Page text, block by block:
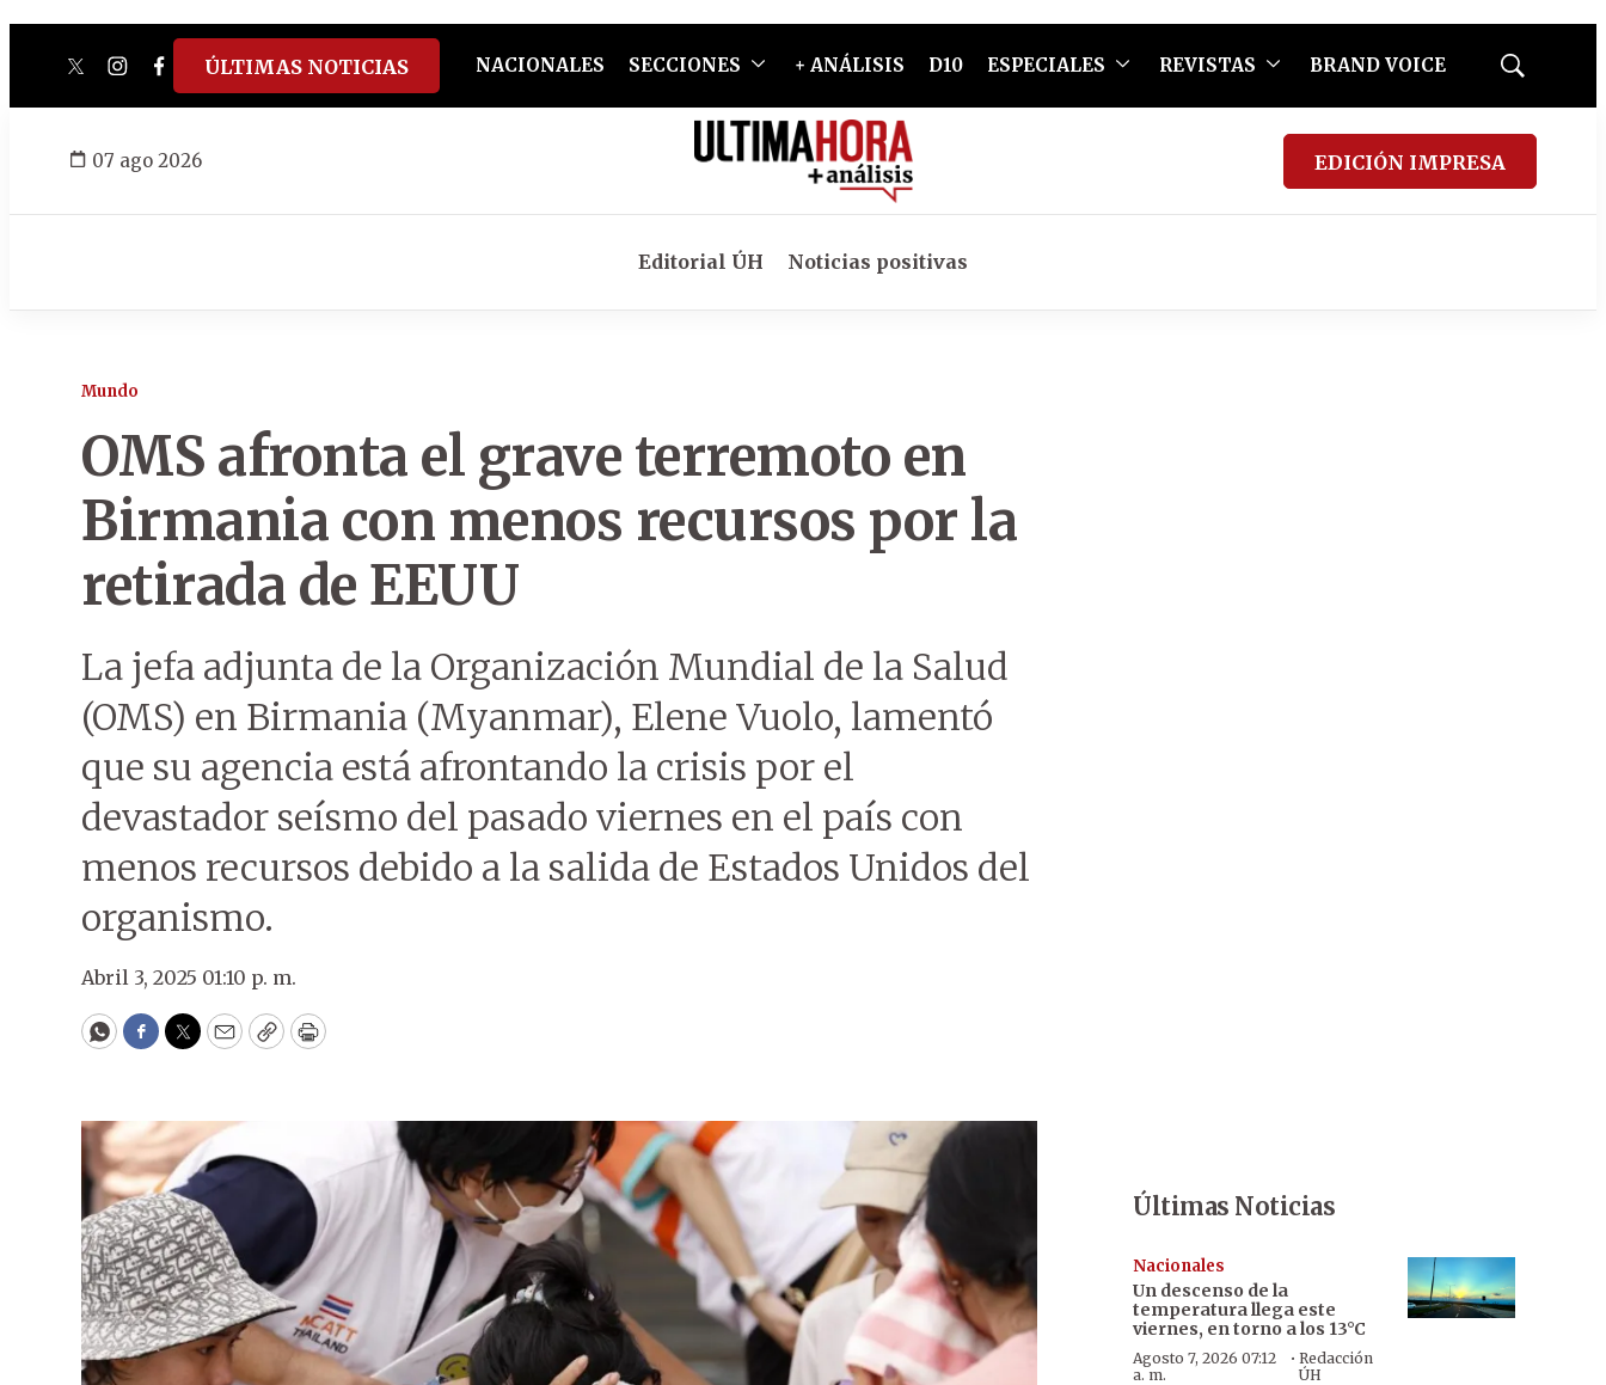
twitterinstagram
facebook
tiktokyoutube
spotify
ÚLTIMAS NOTICIAS NACIONALES SECCIONES + ANÁLISIS D10 ESPECIALES REVISTAS BRAND VOICE
Mostrar
07 ago 2026 EDICIÓN IMPRESA
Editorial ÚH Noticias positivas
Mundo
OMS afronta el grave terremoto en
Birmania con menos recursos por la
retirada de EEUU
La jefa adjunta de la Organización Mundial de la Salud
(OMS) en Birmania (Myanmar), Elene Vuolo, lamentó
que su agencia está afrontando la crisis por el
devastador seísmo del pasado viernes en el país con
menos recursos debido a la salida de Estados Unidos del
organismo.
Abril 3, 2025 01:10 p. m.
WhatsApp
Facebook
Twitter
EmailCopyPrint
Últimas Noticias
Nacionales
Un descenso de la
temperatura llega este
viernes, en torno a los 13°C
Agosto 7, 2026 07:12
a. m.
· Redacción
ÚH